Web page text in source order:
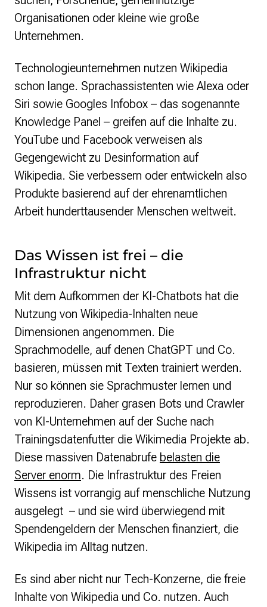
Verein
Unsere Werte
Strategische Ausrichtung 2030
Transparenz
Presse
Suchanfrage
Suchen
Zum Inhalt überspringen
Organisationen oder kleine wie große
Unternehmen.
Technologieunternehmen nutzen Wikipedia
schon lange. Sprachassistenten wie Alexa oder
Siri sowie Googles Infobox – das sogenannte
Knowledge Panel – greifen auf die Inhalte zu.
YouTube und Facebook verweisen als
Gegengewicht zu Desinformation auf
Wikipedia. Sie verbessern oder entwickeln also
Produkte basierend auf der ehrenamtlichen
Arbeit hunderttausender Menschen weltweit.
Das Wissen ist frei – die
Infrastruktur nicht
Mit dem Aufkommen der KI-Chatbots hat die
Nutzung von Wikipedia-Inhalten neue
Dimensionen angenommen. Die
Sprachmodelle, auf denen ChatGPT und Co.
basieren, müssen mit Texten trainiert werden.
Nur so können sie Sprachmuster lernen und
reproduzieren. Daher grasen Bots und Crawler
von KI-Unternehmen auf der Suche nach
Trainingsdatenfutter die Wikimedia Projekte ab.
Diese massiven Datenabrufe belasten die
Server enorm. Die Infrastruktur des Freien
Wissens ist vorrangig auf menschliche Nutzung
ausgelegt – und sie wird überwiegend mit
Spendengeldern der Menschen finanziert, die
Wikipedia im Alltag nutzen.
Es sind aber nicht nur Tech-Konzerne, die freie
Inhalte von Wikipedia und Co. nutzen. Auch